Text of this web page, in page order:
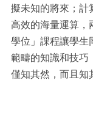
擬未知的將來；計
高效的海量運算，
學位」課程讓學生
範疇的知識和技巧
僅知其然，而且知